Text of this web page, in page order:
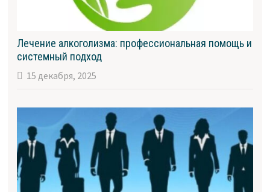
Лечение алкоголизма: профессиональная помощь и
системный подход
15 декабря, 2025